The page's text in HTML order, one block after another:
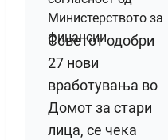
Советот одобри
27 нови
вработувања во
Домот за стари
лица, се чека